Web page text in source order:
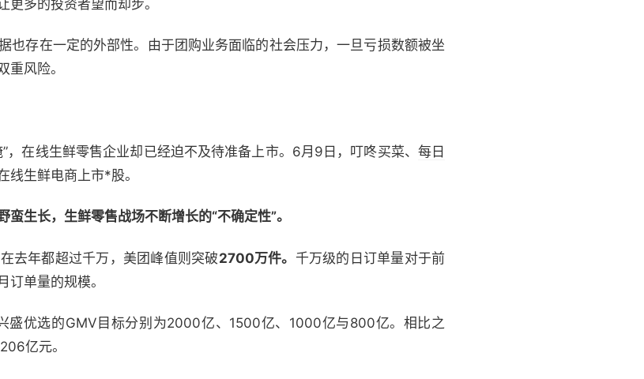
多的投资者望而却步。
也存在一定的外部性。由于团购业务面临的社会压力，一旦亏损数额被坐
重风险。
，在线生鲜零售企业却已经迫不及待准备上市。6月9日，叮咚买菜、 每日
线生鲜电商上市*股。
生长，生鲜零售战场不断增长的“不确定性”。
去年都超过千万，美团峰值则突破2700万件。 千万级的日订单量对于前
单量的规模。
盛优选的GMV目标分别为2000亿、1500亿、1000亿与800亿。相比之
亿元。